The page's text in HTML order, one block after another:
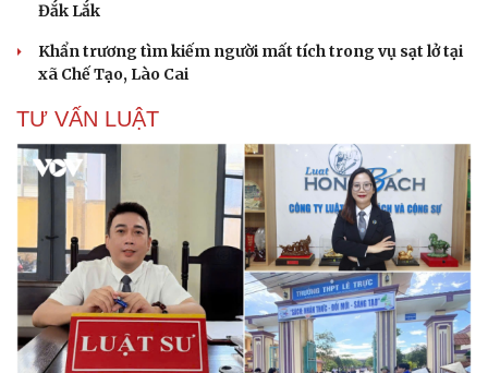
Văn hóa
Sân khấu - Điện ảnh
Văn học
Âm nhạc
Di sản
Sao Việt
Đắk Lắk
Khẩn trương tìm kiếm người mất tích trong vụ sạt lở tại
xã Chế Tạo, Lào Cai
TƯ VẤN LUẬT